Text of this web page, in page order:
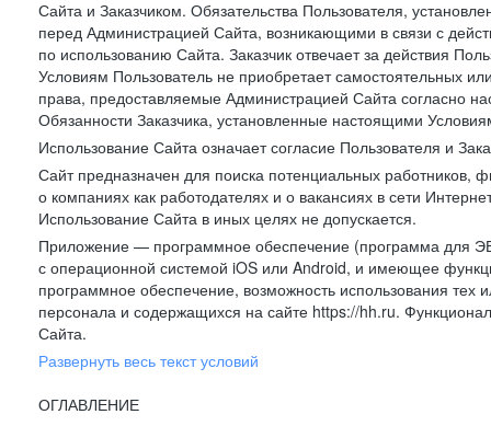
Сайта и Заказчиком. Обязательства Пользователя,
перед Администрацией Сайта, возникающими в связи с
по использованию Сайта. Заказчик отвечает за действия
Условиям Пользователь не приобретает самостоятельных
права, предоставляемые Администрацией Сайта согласно
Обязанности Заказчика, установленные настоящими
Использование Сайта означает согласие Пользователя и
Сайт предназначен для поиска потенциальных
о компаниях как работодателях и о вакансиях в сети
Использование Сайта в иных целях не допускается.
Приложение — программное обеспечение (программа для
с операционной системой iOS или Android, и имеющее
программное обеспечение, возможность использования
персонала и содержащихся на сайте https://hh.ru.
Сайта.
Развернуть весь текст условий
ОГЛАВЛЕНИЕ